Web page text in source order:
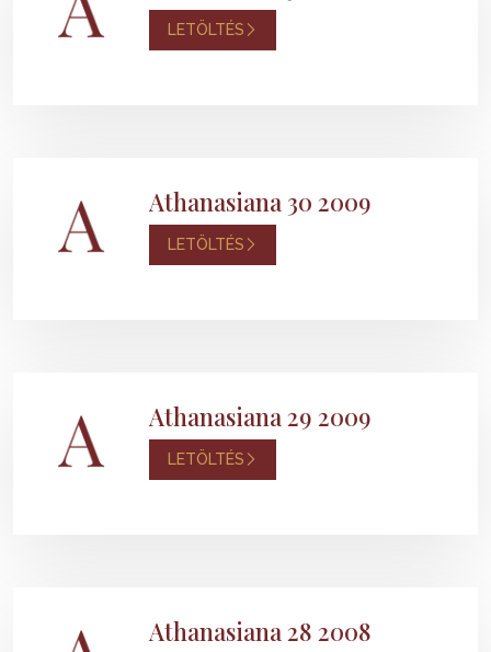
LETÖLTÉS
Athanasiana 30 2009
LETÖLTÉS
Athanasiana 29 2009
LETÖLTÉS
Athanasiana 28 2008